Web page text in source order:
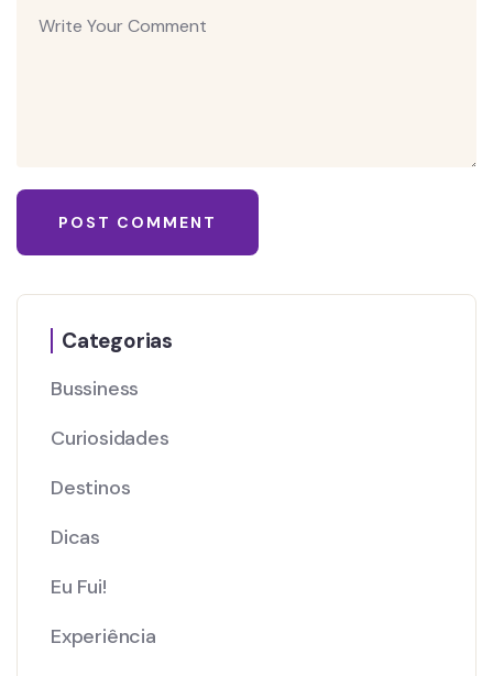
Categorias
Bussiness
Curiosidades
Destinos
Dicas
Eu Fui!
Experiência